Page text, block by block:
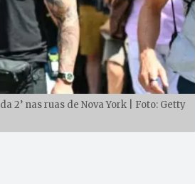
2’ nas ruas de Nova York | Foto: Getty